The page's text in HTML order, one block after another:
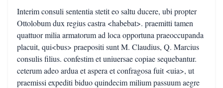
Interim consuli sententia stetit eo saltu ducere, ubi propter
Ottolobum dux regius castra <habebat>. praemitti tamen
quattuor milia armatorum ad loca opportuna praeoccupanda
placuit, qui<bus> praepositi sunt M. Claudius, Q. Marcius
consulis filius. confestim et uniuersae copiae sequebantur.
ceterum adeo ardua et aspera et confragosa fuit <uia>, ut
praemissi expediti biduo quindecim milium passuum aegre